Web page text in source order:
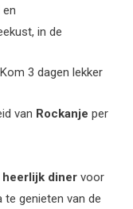
in de
3 dagen lekker
van Rockanje per
heerlijk diner voor
te genieten van de